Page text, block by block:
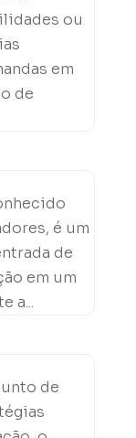
ou
em
de
é um
de
em um
a...
de